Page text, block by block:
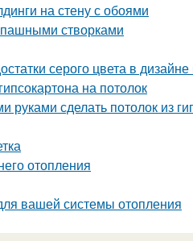
на стену с обоями
створками
серого цвета в
на потолок
сделать потолок из
отопления
вашей системы отопления